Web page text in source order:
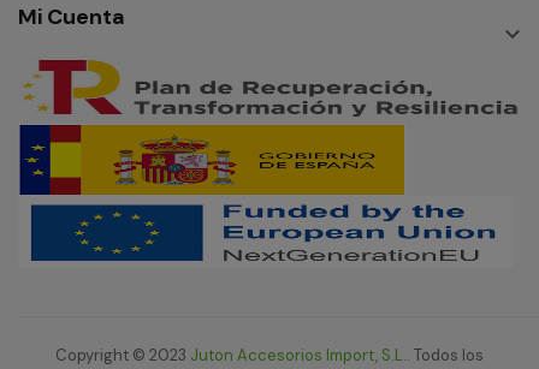
Mi Cuenta

Copyright © 2023 Juton Accesorios Import, S.L.. Todos los